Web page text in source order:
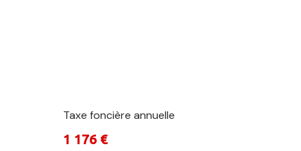
Taxe foncière annuelle
1 176 €